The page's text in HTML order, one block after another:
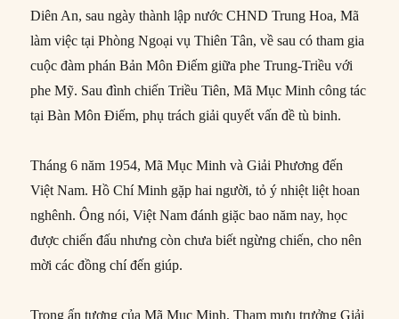
Diên An, sau ngày thành lập nước CHND Trung Hoa, Mã
làm việc tại Phòng Ngoại vụ Thiên Tân, về sau có tham gia
cuộc đàm phán Bản Môn Điếm giữa phe Trung-Triều với
phe Mỹ. Sau đình chiến Triều Tiên, Mã Mục Minh công tác
tại Bàn Môn Điếm, phụ trách giải quyết vấn đề tù binh.
Tháng 6 năm 1954, Mã Mục Minh và Giải Phương đến
Việt Nam. Hồ Chí Minh gặp hai người, tỏ ý nhiệt liệt hoan
nghênh. Ông nói, Việt Nam đánh giặc bao năm nay, học
được chiến đấu nhưng còn chưa biết ngừng chiến, cho nên
mời các đồng chí đến giúp.
Trong ấn tượng của Mã Mục Minh, Tham mưu trưởng Giải